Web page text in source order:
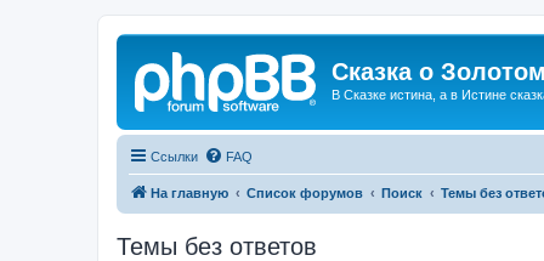
Сказка о
В Сказке истина, а в Истине
Ссылки FAQ
На главную Список форумов Поиск Темы без
Темы без ответов